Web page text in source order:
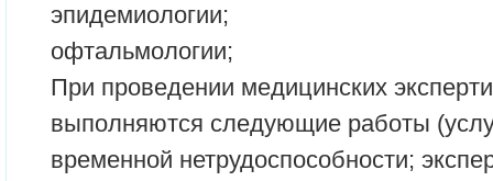
эпидемиологии;
офтальмологии;
При проведении медицинских
выполняются следующие работы
временной нетрудоспособности;